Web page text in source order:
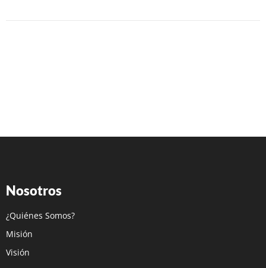
Nosotros
¿Quiénes Somos?
Misión
Visión